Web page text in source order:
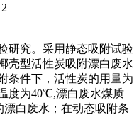
研究。采用静态吸附试验
壳型活性炭吸附漂白废水
条件下，活性炭的用量为
度为40℃,漂白废水煤质
白废水；在动态吸附条